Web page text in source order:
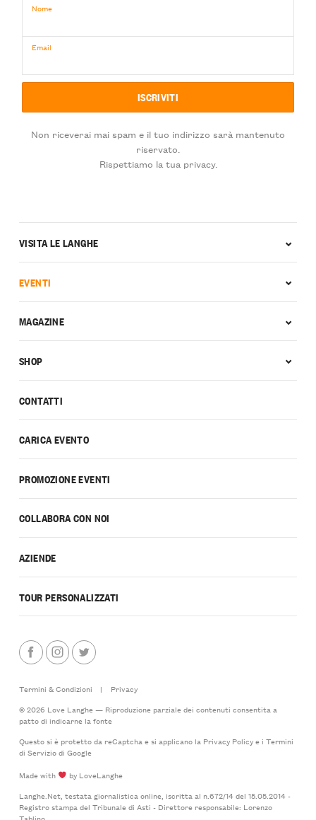
Nome
Email
Non riceverai mai spam e il tuo indirizzo sarà mantenuto
riservato.
Rispettiamo la tua privacy.
CONTATTI
CARICA EVENTO
PROMOZIONE EVENTI
COLLABORA CON NOI
AZIENDE
TOUR PERSONALIZZATI
VISITA LE LANGHE
EVENTI
MAGAZINE
SHOP
Termini & Condizioni |
Privacy
© 2026 Love Langhe — Riproduzione parziale dei contenuti consentita a
patto di indicarne la fonte
Questo si è protetto da reCaptcha e si applicano la Privacy Policye i Termini
di Serviziodi Google
Made with
by LoveLanghe
Langhe.Net, testata giornalistica online, iscritta al n.672/14 del 15.05.2014 -
Registro stampa del Tribunale di Asti - Direttore responsabile: Lorenzo